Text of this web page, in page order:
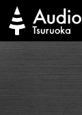
Skip
to
content